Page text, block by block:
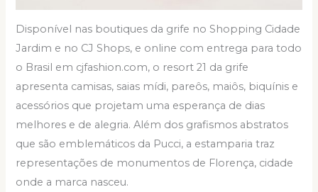
Disponível nas boutiques da grife no Shopping Cidade
Jardim e no CJ Shops, e online com entrega para todo
o Brasil em cjfashion.com, o resort 21 da grife
apresenta camisas, saias mídi, pareôs, maiôs, biquínis e
acessórios que projetam uma esperança de dias
melhores e de alegria. Além dos grafismos abstratos
que são emblemáticos da Pucci, a estamparia traz
representações de monumentos de Florença, cidade
onde a marca nasceu.